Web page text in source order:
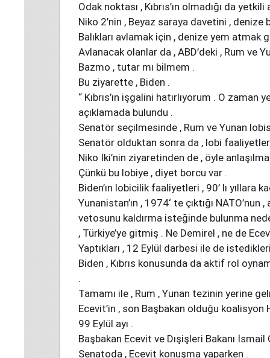
Odak noktası , Kıbrıs’ın olmadığı da
Niko 2’nin , Beyaz saraya davetini ,
Balıkları avlamak için , denize yem atmak
Avlanacak olanlar da , ABD’deki , Rum ve
Bazmo , tutar mı bilmem .
Bu ziyarette , Biden .
“ Kıbrıs’ın işgalini hatırlıyorum . O
açıklamada bulundu .
Senatör seçilmesinde , Rum ve Yunan
Senatör olduktan sonra da , lobi
Niko İki’nin ziyaretinden de , öyle
Çünkü bu lobiye , diyet borcu var .
Biden’ın lobicilik faaliyetleri , 90’ lı yıllara
Yunanistan’ın , 1974‘ te çıktığı
vetosunu kaldırma isteğinde bulunma
, Türkiye’ye gitmiş . Ne Demirel , ne de
Yaptıkları , 12 Eylül darbesi ile de
Biden , Kıbrıs konusunda da aktif rol
.
Tamamı ile , Rum , Yunan tezinin yerine
Ecevit’in , son Başbakan olduğu koalisyon
99 Eylül ayı .
Başbakan Ecevit ve Dışişleri Bakanı
Senatoda , Ecevit konuşma yaparken .